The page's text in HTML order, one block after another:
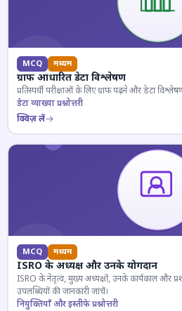
MCQ मध्यम
ग्राफ आधारित डेटा विश्लेषण
प्रतिस्पर्धी परीक्षाओं के लिए ग्राफ पढ़ने और डेटा
डेटा व्याख्या प्रश्नोत्तरी
क्विज़ लें
MCQ मध्यम
ISRO के अध्यक्ष और उनके योगदान
ISRO के नेतृत्व, मुख्य अध्यक्षों, उनके कार्यकाल और
उपलब्धियों की जानकारी जांचें।
नियुक्तियाँ और इस्तीफे प्रश्नोत्तरी